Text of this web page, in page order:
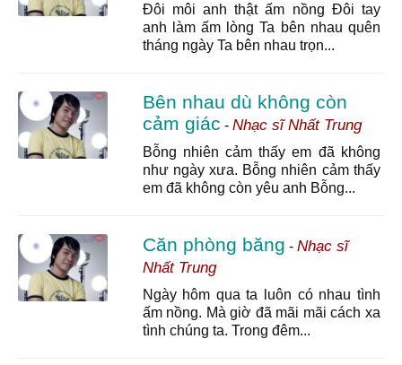
Đôi môi anh thật ấm nồng Đôi tay
anh làm ấm lòng Ta bên nhau quên
tháng ngày Ta bên nhau trọn...
Bên nhau dù không còn
cảm giác - Nhạc sĩ Nhất Trung
Bỗng nhiên cảm thấy em đã không
như ngày xưa. Bỗng nhiên cảm thấy
em đã không còn yêu anh Bỗng...
Căn phòng băng - Nhạc sĩ
Nhất Trung
Ngày hôm qua ta luôn có nhau tình
ấm nồng. Mà giờ đã mãi mãi cách xa
tình chúng ta. Trong đêm...